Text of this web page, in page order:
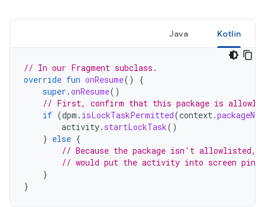
Kotlin
Java
// In our Fragment subclass.
override fun onResume()
{
super .onResume()
// First, confirm that this package is
if (dpm . isLockTaskPermitted(context.
activity. startLockTask()
} else {
// Because the package isn't allowlisted,
// would put the activity into screen
}
}